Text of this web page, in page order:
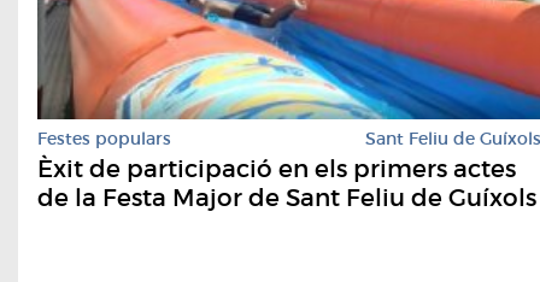
Festes populars Sant Feliu de Guíxols
Èxit de participació en els primers actes
de la Festa Major de Sant Feliu de Guíxols